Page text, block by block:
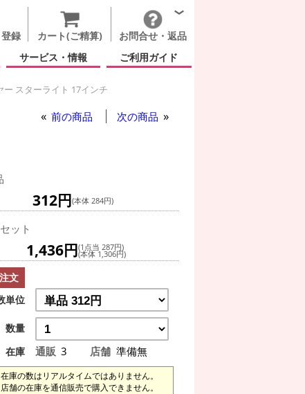
録 カート(ご精算)
お問合せ・返品
サービス・情報 ご利用ガイド
ー スターライト 17インチ
前の商品 次の商品
312円(本体 284円)
ット
1,436円(1点当 287円)
(本体 1,306円)
文
単位
数量
在庫
通販 3 店舗 準備無
在庫の数はリアルタイムではありません。
店舗の在庫を通信販売で購入できません。